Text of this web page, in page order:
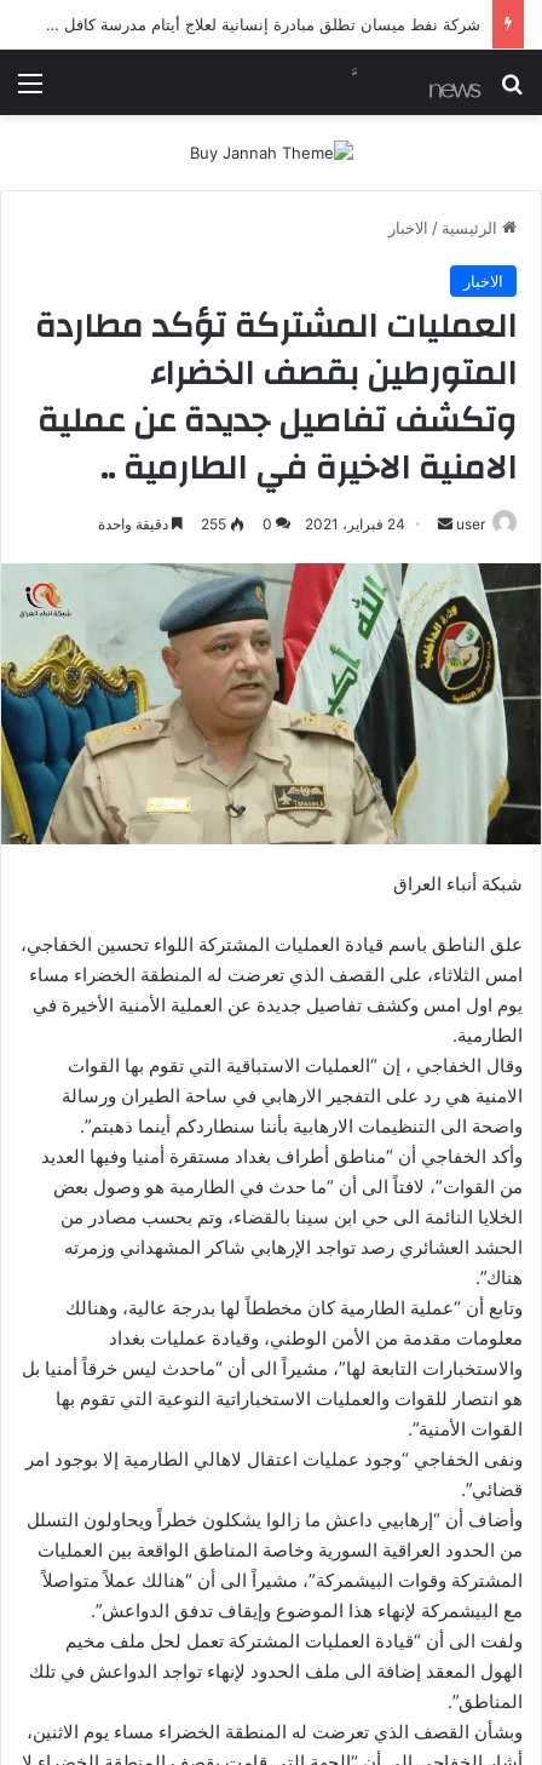
شرطة ميسان تلقي القبض على مطلقي العيارات النارية أثناء تشييع جنائزي في العمارة
بحث عن
الرئيسية / الاخبار
الاخبار
العمليات المشتركة تؤكد مطاردة
المتورطين بقصف الخضراء
وتكشف تفاصيل جديدة عن عملية
الامنية الاخيرة في الطارمية ..
user
أرسل
إلكترونيا
24 فبراير، 2021 0
255 دقيقة واحدة
شبكة أنباء العراق
علق الناطق باسم قيادة العمليات المشتركة اللواء تحسين الخفاجي،
امس الثلاثاء، على القصف الذي تعرضت له المنطقة الخضراء مساء
يوم اول امس وكشف تفاصيل جديدة عن العملية الأمنية الأخيرة في
الطارمية.
وقال الخفاجي ، إن “العمليات الاستباقية التي تقوم بها القوات
الامنية هي رد على التفجير الارهابي في ساحة الطيران ورسالة
واضحة الى التنظيمات الارهابية بأننا سنطاردكم أينما ذهبتم”.
وأكد الخفاجي أن “مناطق أطراف بغداد مستقرة أمنيا وفيها العديد
من القوات”، لافتاً الى أن “ما حدث في الطارمية هو وصول بعض
الخلايا النائمة الى حي ابن سينا بالقضاء، وتم بحسب مصادر من
الحشد العشائري رصد تواجد الإرهابي شاكر المشهداني وزمرته
هناك”.
وتابع أن “عملية الطارمية كان مخططاً لها بدرجة عالية، وهنالك
معلومات مقدمة من الأمن الوطني، وقيادة عمليات بغداد
والاستخبارات التابعة لها”، مشيراً الى أن “ماحدث ليس خرقاً أمنيا بل
هو انتصار للقوات والعمليات الاستخباراتية النوعية التي تقوم بها
القوات الأمنية”.
ونفى الخفاجي “وجود عمليات اعتقال لاهالي الطارمية إلا بوجود امر
قضائي”.
وأضاف أن “إرهابيي داعش ما زالوا يشكلون خطراً ويحاولون التسلل
من الحدود العراقية السورية وخاصة المناطق الواقعة بين العمليات
المشتركة وقوات البيشمركة”، مشيراً الى أن “هنالك عملاً متواصلاً
مع البيشمركة لإنهاء هذا الموضوع وإيقاف تدفق الدواعش”.
ولفت الى أن “قيادة العمليات المشتركة تعمل لحل ملف مخيم
الهول المعقد إضافة الى ملف الحدود لإنهاء تواجد الدواعش في تلك
المناطق”.
وبشأن القصف الذي تعرضت له المنطقة الخضراء مساء يوم الاثنين،